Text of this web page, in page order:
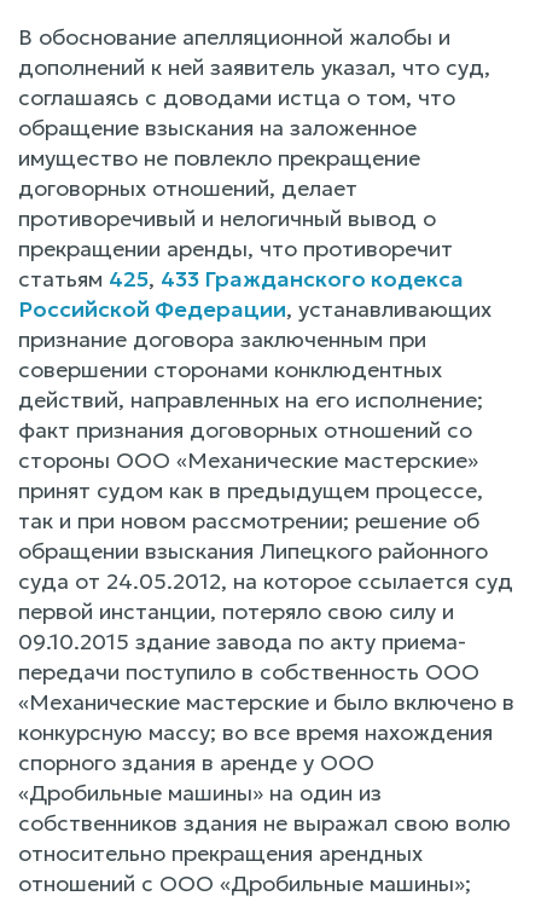
В обоснование апелляционной жалобы и
дополнений к ней заявитель указал, что суд,
соглашаясь с доводами истца о том, что
обращение взыскания на заложенное
имущество не повлекло прекращение
договорных отношений, делает
противоречивый и нелогичный вывод о
прекращении аренды, что противоречит
статьям 425, 433 Гражданского кодекса
Российской Федерации, устанавливающих
признание договора заключенным при
совершении сторонами конклюдентных
действий, направленных на его исполнение;
факт признания договорных отношений со
стороны ООО «Механические мастерские»
принят судом как в предыдущем процессе,
так и при новом рассмотрении; решение об
обращении взыскания Липецкого районного
суда от 24.05.2012, на которое ссылается суд
первой инстанции, потеряло свою силу и
09.10.2015 здание завода по акту приема-
передачи поступило в собственность ООО
«Механические мастерские и было включено в
конкурсную массу; во все время нахождения
спорного здания в аренде у ООО
«Дробильные машины» на один из
собственников здания не выражал свою волю
относительно прекращения арендных
отношений с ООО «Дробильные машины»;